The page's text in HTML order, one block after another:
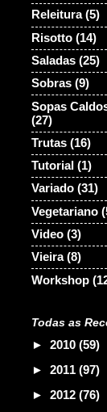
Releitura (5)
Risotto (14)
Saladas (25)
Sobras (9)
Sopas
(27)
Trutas (16)
Tutorial (1)
Variado (31)
Vegetariano
Video (3)
Vieira (8)
Workshop
Todas as
► 2010 (59)
► 2011 (97)
► 2012 (76)